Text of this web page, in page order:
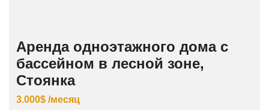
Аренда одноэтажного дома с
бассейном в лесной зоне,
Стоянка
3.000$ /месяц